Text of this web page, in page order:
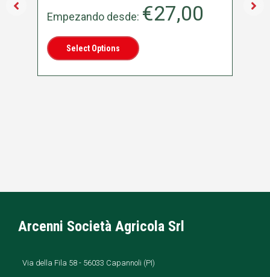
Empezando desde: €27,00
Select Options
Arcenni Società Agricola Srl
Via della Fila 58 - 56033 Capannoli (PI)